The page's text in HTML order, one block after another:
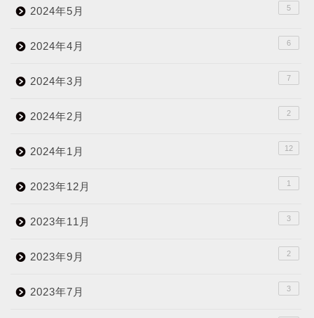
2024年5月 5
2024年4月 6
2024年3月 7
2024年2月 2
2024年1月 12
2023年12月 1
2023年11月 3
2023年9月 2
2023年7月 3